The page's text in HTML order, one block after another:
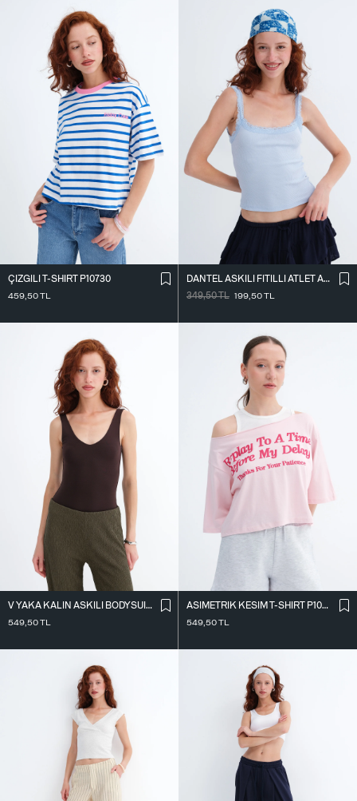
ÇIZGILI T-SHIRT P10730
459,50TL
DANTEL ASKILI FITILLI ATLET A261020
349,50TL 199,50TL
V YAKA KALIN ASKILI BODYSUIT A01075
549,50TL
ASIMETRIK KESIM T-SHIRT P10719
549,50TL